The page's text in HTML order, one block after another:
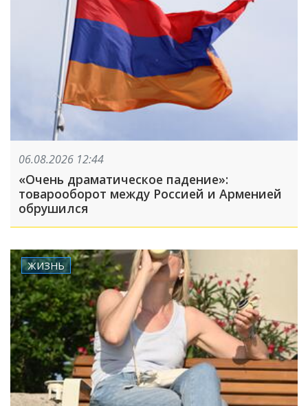
06.08.2026 12:44
«Очень драматическое падение»:
товарооборот между Россией и Арменией
обрушился
ЖИЗНЬ